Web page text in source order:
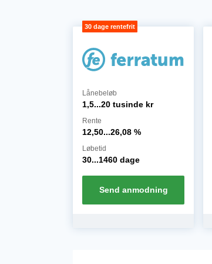
Lånebeløb
1,5...20 tusinde kr
Rente
12,50...26,08 %
Løbetid
30...1460 dage
Send anmodning